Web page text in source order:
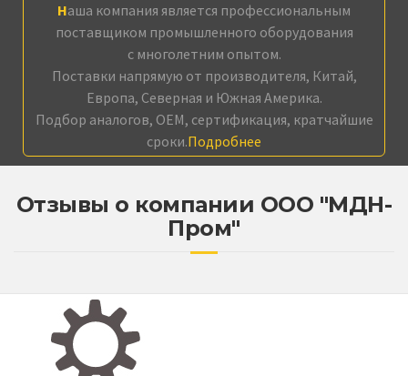
Наша компания является профессиональным
поставщиком промышленного оборудования
с многолетним опытом.
Поставки напрямую от производителя, Китай,
Европа, Северная и Южная Америка.
Подбор аналогов, OEM, сертификация, кратчайшие
сроки.Подробнее
Отзывы о компании ООО "МДН-
Пром"